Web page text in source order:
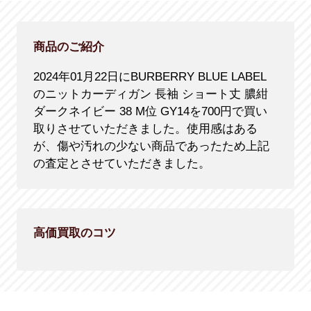
商品のご紹介
2024年01月22日にBURBERRY BLUE LABEL
のニットカーディガン 長袖 ショート丈 膿紺
ダークネイビー 38 M位 GY14を700円で買い
取りさせていただきました。使用感はある
が、傷や汚れの少ない商品であったため上記
の査定とさせていただきました。
高価買取のコツ